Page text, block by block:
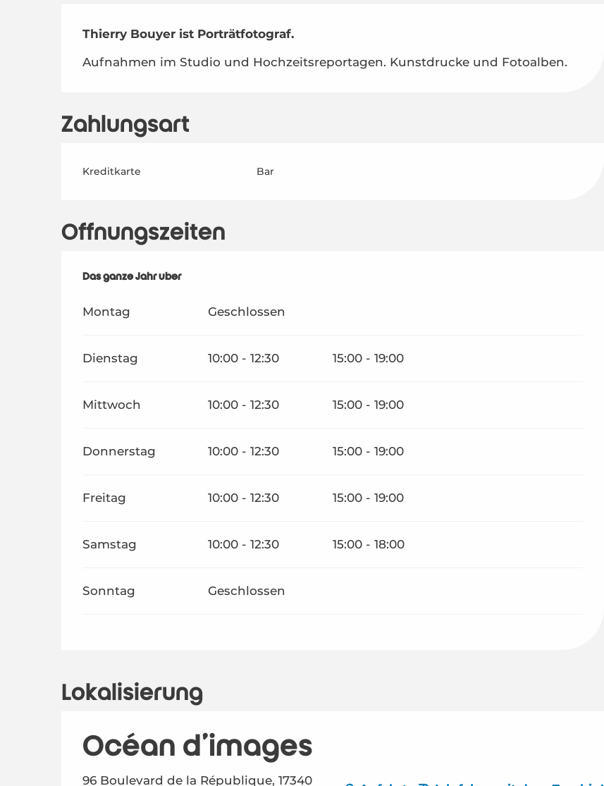
Beschreibung
Thierry Bouyer ist Porträtfotograf.
Aufnahmen im Studio und Hochzeitsreportagen. Kunstdrucke und Fotoalben.
Zahlungsart
Kreditkarte Bar
Öffnungszeiten
Das ganze Jahr über
Das ganze Jahr über
Montag Geschlossen
Dienstag 10:00 - 12:30 15:00 - 19:00
Mittwoch 10:00 - 12:30 15:00 - 19:00
Donnerstag 10:00 - 12:30 15:00 - 19:00
Freitag 10:00 - 12:30 15:00 - 19:00
Samstag 10:00 - 12:30 15:00 - 18:00
Sonntag Geschlossen
Lokalisierung
Océan d'images
96 Boulevard de la République, 17340